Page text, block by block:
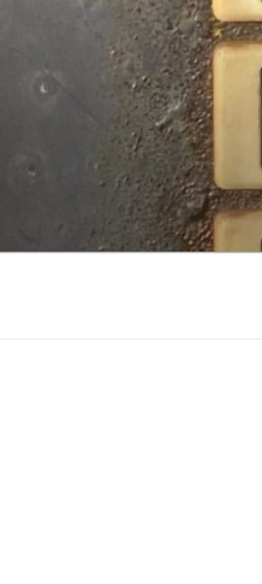
inhoud